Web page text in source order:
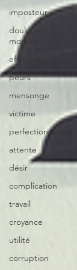
imposteur
douleurs
morales
efficacité
peurs
mensonge
victime
perfectionnisme
attente
désir
complication
travail
croyance
utilité
corruption